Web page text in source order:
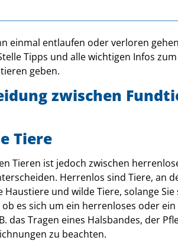
einmal entlaufen oder verloren
Tipps und alle wichtigen Infos
geben.
zwischen
Tiere
Tieren ist jedoch zwischen
Herrenlos sind Tiere, an
Haustiere und wilde Tiere, solange
es sich um ein herrenloses oder
das Tragen eines Halsbandes, der
zu beachten.